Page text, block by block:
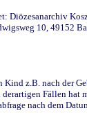
10, 49152
z.B. nach der
Fällen hat
nach dem